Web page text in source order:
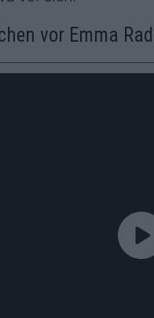
vor Emma